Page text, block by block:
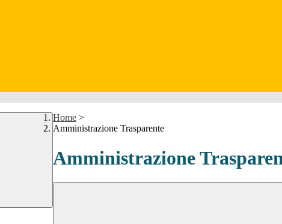
Home >
Amministrazione Trasparente
Amministrazione